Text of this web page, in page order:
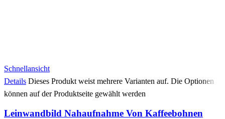
Schnellansicht
Details Dieses Produkt weist mehrere Varianten auf. Die Optionen
können auf der Produktseite gewählt werden
Leinwandbild Nahaufnahme Von Kaffeebohnen